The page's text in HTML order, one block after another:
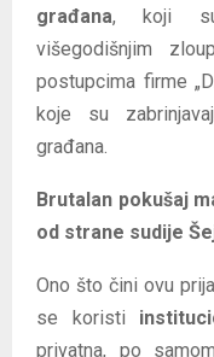
građana, koji su
višegodišnjim
postupcima firme
koje su
građana.
Brutalan pokušaj
od strane sudije
Ono što čini ovu
se koristi
privatna, po